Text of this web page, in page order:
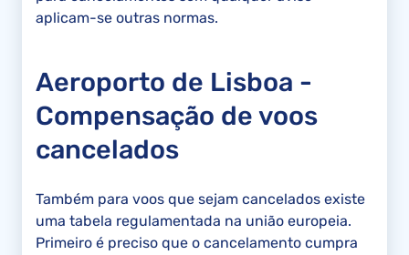
aplicam-se outras normas.
Aeroporto de Lisboa -
Compensação de voos
cancelados
Também para voos que sejam cancelados existe
uma tabela regulamentada na união europeia.
Primeiro é preciso que o cancelamento cumpra